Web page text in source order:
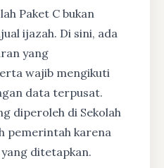
Paket C bukan
ijazah. Di sini, ada
yang
wajib mengikuti
data terpusat.
diperoleh di Sekolah
pemerintah karena
ditetapkan.